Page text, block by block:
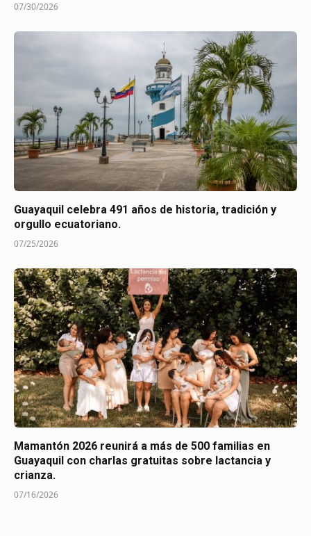
07/30/2026
Guayaquil celebra 491 años de historia, tradición y
orgullo ecuatoriano.
07/25/2026
Mamantón 2026 reunirá a más de 500 familias en
Guayaquil con charlas gratuitas sobre lactancia y
crianza.
07/16/2026